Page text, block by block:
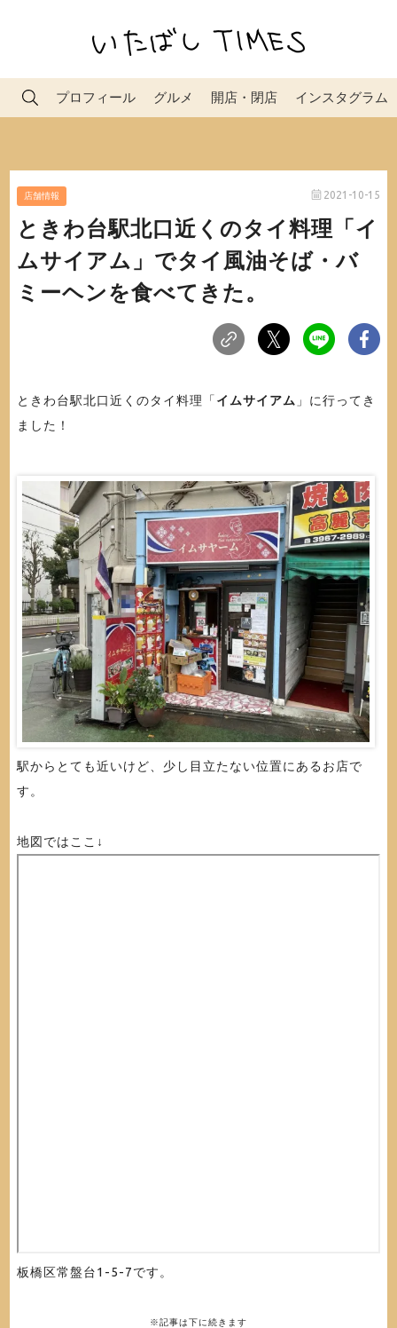
プロフィール グルメ 開店・閉店 インスタグラム
店舗情報 2021-10-15
ときわ台駅北口近くのタイ料理「イ
ムサイアム」でタイ風油そば・バ
ミーヘンを食べてきた。
ときわ台駅北口近くのタイ料理「 イムサイアム 」に行ってき
ました！
駅からとても近いけど、少し目立たない位置にあるお店で
す。
地図ではここ↓
板橋区常盤台1-5-7です。
※記事は下に続きます